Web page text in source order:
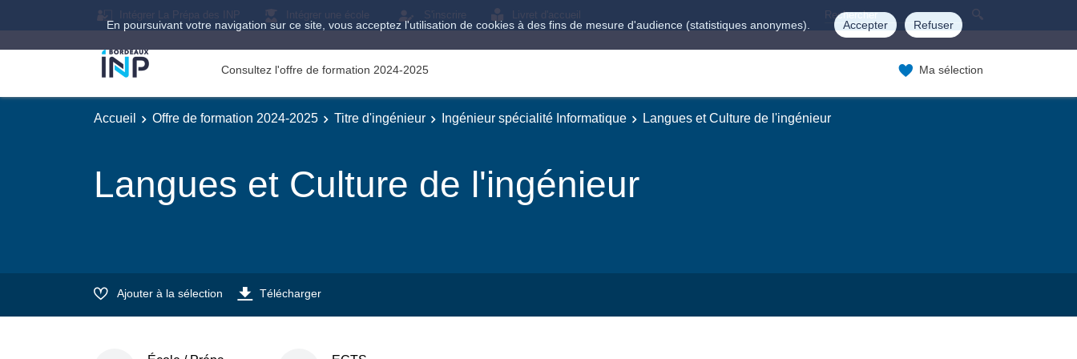
En poursuivant votre navigation sur ce site, vous acceptez l'utilisation de cookies à des fins de mesure d'audience (statistiques anonymes). Accepter Refuser
Intégrer La Prépa des INP Intégrer une école S'inscrire Livret d'accueil
Consultez l'offre de formation 2024-2025 Ma sélection
Accueil Offre de formation 2024-2025 Titre d'ingénieur Ingénieur spécialité Informatique Langues et Culture de l'ingénieur
Langues et Culture de l'ingénieur
Ajouter à la sélection Télécharger